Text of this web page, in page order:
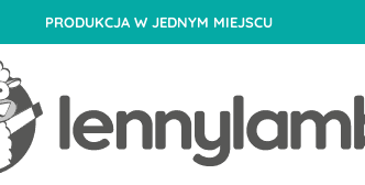
PRODUKCJA W JEDNYM MIEJSCU